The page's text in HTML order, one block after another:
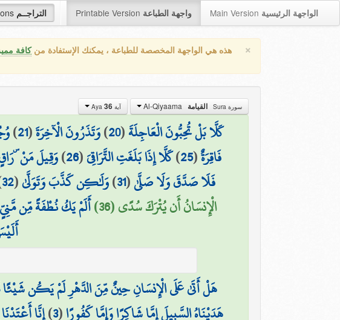
التراجــم Printable Version واجهة الطباعة Main Version الواجهة الرئيسية
× هذه هي الواجهة المخصصة للطباعة ، يمكنك الإستفادة منكافة
سورة Sura القيامة آية Aya 36
كَلَّا بَلْ تُحِبُّونَ الْعَاجِلَةَ(
20
)وَتَذَرُونَ الْآخِرَةَ(
21
)
فَاقِرَةٌ(
25
)كَلَّا إِذَا بَلَغَتِ التَّرَاقِيَ(
26
)وَقِيلَ مَنْ
فَلَا صَدَّقَ وَلَا صَلَّىٰ(
31
)وَلَٰكِن كَذَّبَ وَتَوَلَّىٰ(
32
الْإِنسَانُ أَن يُتْرَكَ سُدًى (36)
أَلَمْ يَكُ نُطْفَةً مِّن
هَلْ أَتَىٰ عَلَى الْإِنسَانِ حِينٌ مِّنَ الدَّهْرِ لَمْ يَكُن
هَدَيْنَاهُ السَّبِيلَ إِمَّا شَاكِرًا وَإِمَّا كَفُورًا(
3
)إِنَّا